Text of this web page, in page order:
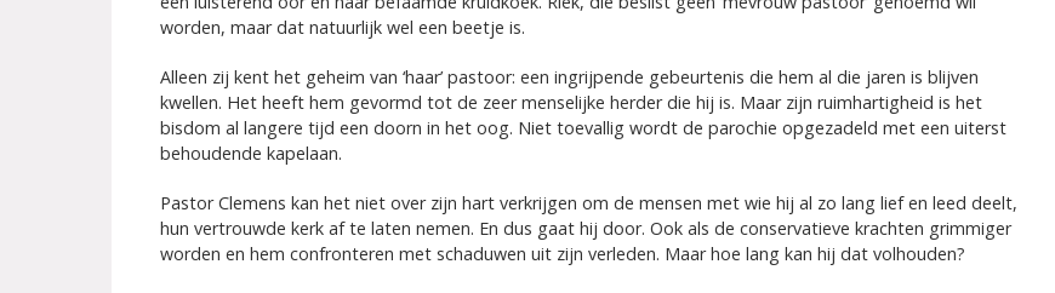
worden, maar dat natuurlijk wel een beetje is.
Alleen zij kent het geheim van ‘haar’ pastoor: een ingrijpende gebeurtenis die hem al die jaren is blijven
kwellen. Het heeft hem gevormd tot de zeer menselijke herder die hij is. Maar zijn ruimhartigheid is het
bisdom al langere tijd een doorn in het oog. Niet toevallig wordt de parochie opgezadeld met een uiterst
behoudende kapelaan.
Pastor Clemens kan het niet over zijn hart verkrijgen om de mensen met wie hij al zo lang lief en leed deelt,
hun vertrouwde kerk af te laten nemen. En dus gaat hij door. Ook als de conservatieve krachten grimmiger
worden en hem confronteren met schaduwen uit zijn verleden. Maar hoe lang kan hij dat volhouden?